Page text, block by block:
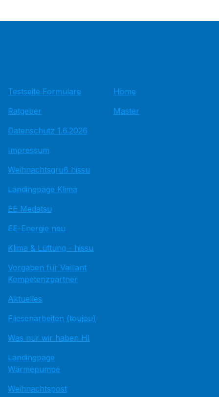
Testseite Formulare
Ratgeber
Datenschutz 1.6.2026
Impressum
Weihnachtsgruß hissu
Landingpage Klima
EE Medatsu
EE-Energie neu
Klima & Lüftung - hissu
Vorgaben für Vaillant
Kompetenzpartner
Aktuelles
Fliesenarbeiten (toujou)
Was nur wir haben HI
Landingpage
Wärmepumpe
Weihnachtspost
Home
Master